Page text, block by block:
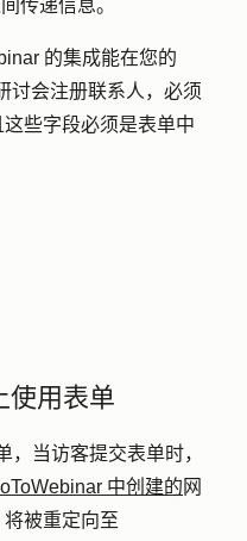
传递信息。
的集成能在您的
讨会注册联系人，必须
些字段必须是表单中
使用表单
当访客提交表单时，
中创建的 网
被重定向至